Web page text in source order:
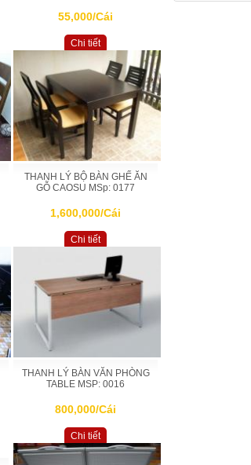
55,000/Cái
Chi tiết
THANH LÝ BỘ BÀN GHẾ ĂN
GỖ CAOSU MSp: 0177
1,600,000/Cái
Chi tiết
THANH LÝ BÀN VĂN PHÒNG
TABLE MSP: 0016
800,000/Cái
Chi tiết